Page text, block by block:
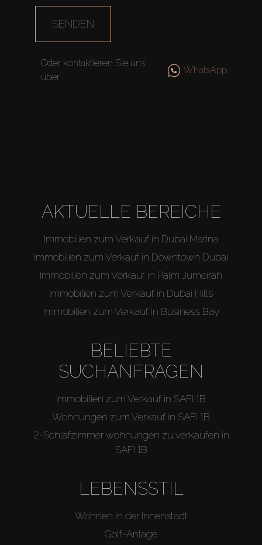
SENDEN
Oder kontaktieren Sie uns
über
WhatsApp
AKTUELLE BEREICHE
Immobilien zum Verkauf in Dubai Marina
Immobilien zum Verkauf in Downtown Dubai
Immobilien zum Verkauf in Palm Jumeirah
Immobilien zum Verkauf in Dubai Hills
Immobilien zum Verkauf in Business Bay
BELIEBTE
SUCHANFRAGEN
Immobilien zum Verkauf in SAFI 1B
Wohnungen zum Verkauf in SAFI 1B
2-Schlafzimmer wohnungen zu verkaufen in
SAFI 1B
LEBENSSTIL
Wohnen in der Innenstadt
Golf-Anlage